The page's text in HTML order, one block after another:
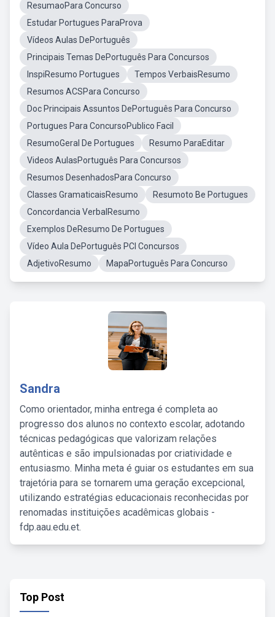
ResumaoPara Concurso
Estudar Portugues ParaProva
Vídeos Aulas DePortuguês
Principais Temas DePortuguês Para Concursos
InspiResumo Portugues
Tempos VerbaisResumo
Resumos ACSPara Concurso
Doc Principais Assuntos DePortuguês Para Concurso
Portugues Para ConcursoPublico Facil
ResumoGeral De Portugues
Resumo ParaEditar
Videos AulasPortuguês Para Concursos
Resumos DesenhadosPara Concurso
Classes GramaticaisResumo
Resumoto Be Portugues
Concordancia VerbalResumo
Exemplos DeResumo De Portugues
Vídeo Aula DePortuguês PCI Concursos
AdjetivoResumo
MapaPortuguês Para Concurso
Sandra
Como orientador, minha entrega é completa ao
progresso dos alunos no contexto escolar, adotando
técnicas pedagógicas que valorizam relações
autênticas e são impulsionadas por criatividade e
entusiasmo. Minha meta é guiar os estudantes em sua
trajetória para se tornarem uma geração excepcional,
utilizando estratégias educacionais reconhecidas por
renomadas instituições acadêmicas globais -
fdp.aau.edu.et.
Top Post